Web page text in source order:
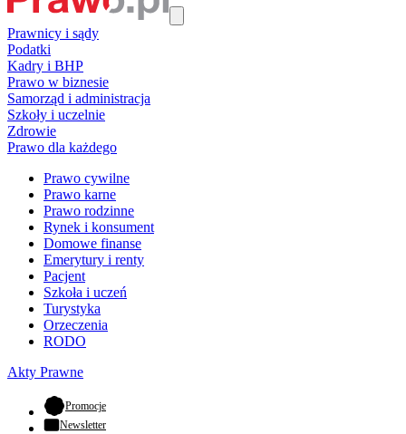
Prawnicy i sądy
Podatki
Kadry i BHP
Prawo w biznesie
Samorząd i administracja
Szkoły i uczelnie
Zdrowie
Prawo dla każdego
Prawo cywilne
Prawo karne
Prawo rodzinne
Rynek i konsument
Domowe finanse
Emerytury i renty
Pacjent
Szkoła i uczeń
Turystyka
Orzeczenia
RODO
Akty Prawne
Promocje- otwiera się w nowej karcie
Newsletter